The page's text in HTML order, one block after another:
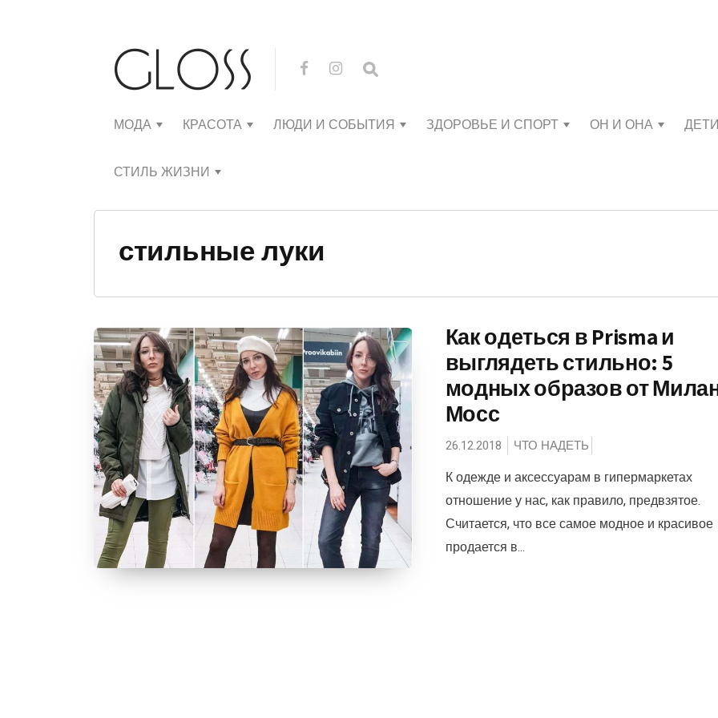
МОДА КРАСОТА ЛЮДИ И СОБЫТИЯ ЗДОРОВЬЕ И СПОРТ ОН И ОНА
СТИЛЬ ЖИЗНИ
стильные луки
Как одеться в Prisma и
выглядеть стильно: 5
модных образов от
Мосс
26.12.2018 ЧТО НАДЕТЬ
К одежде и аксессуарам в гипермаркетах
отношение у нас, как правило, предвзятое.
Считается, что все самое модное и красивое
продается в...